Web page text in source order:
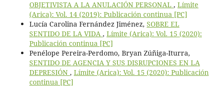
OBJETIVISTA A LA ANULACIÓN PERSONAL , Límite
(Arica): Vol. 14 (2019): Publicación continua [PC]
Lucía Carolina Fernández Jiménez, SOBRE EL
SENTIDO DE LA VIDA , Límite (Arica): Vol. 15 (2020):
Publicación continua [PC]
Penélope Pereira-Perdomo, Bryan Zúñiga-Iturra,
SENTIDO DE AGENCIA Y SUS DISRUPCIONES EN LA
DEPRESIÓN , Límite (Arica): Vol. 15 (2020): Publicación
continua [PC]